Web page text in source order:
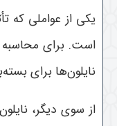
یکی از عواملی که
است. برای محاسبه
نایلون‌ها برای
از سوی دیگر،